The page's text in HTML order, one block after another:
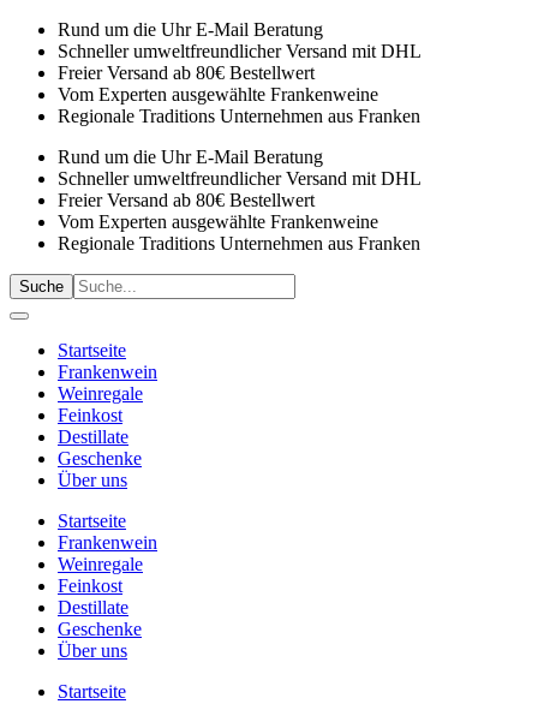
Rund um die Uhr E-Mail Beratung
Schneller umweltfreundlicher Versand mit DHL
Freier Versand ab 80€ Bestellwert
Vom Experten ausgewählte Frankenweine
Regionale Traditions Unternehmen aus Franken
Rund um die Uhr E-Mail Beratung
Schneller umweltfreundlicher Versand mit DHL
Freier Versand ab 80€ Bestellwert
Vom Experten ausgewählte Frankenweine
Regionale Traditions Unternehmen aus Franken
Suche
Startseite
Frankenwein
Weinregale
Feinkost
Destillate
Geschenke
Über uns
Startseite
Frankenwein
Weinregale
Feinkost
Destillate
Geschenke
Über uns
Startseite